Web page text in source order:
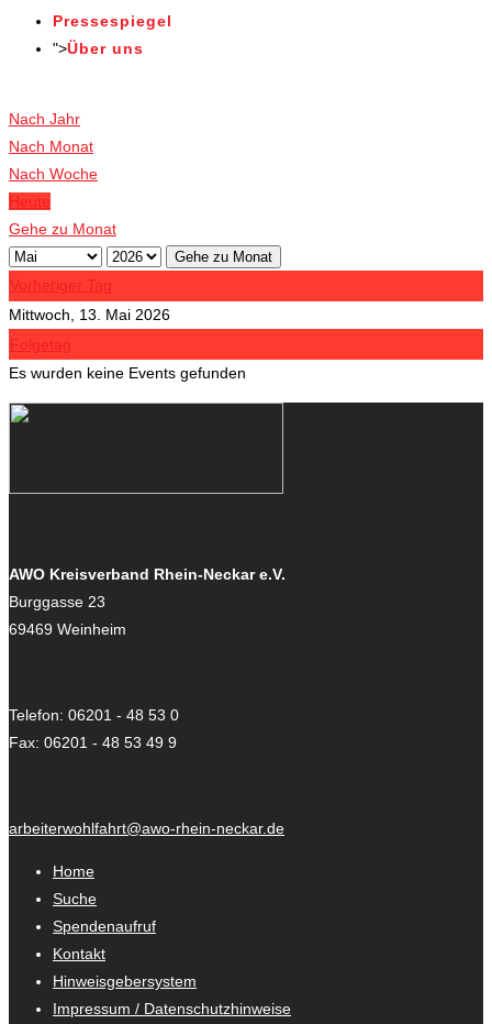
Pressespiegel
">Über uns
Nach Jahr
Nach Monat
Nach Woche
Heute
Gehe zu Monat
Gehe zu Monat
Vorheriger Tag
Mittwoch, 13. Mai 2026
Folgetag
Es wurden keine Events gefunden
AWO Kreisverband Rhein-Neckar e.V.
Burggasse 23
69469 Weinheim
Telefon: 06201 - 48 53 0
Fax: 06201 - 48 53 49 9
arbeiterwohlfahrt@awo-rhein-neckar.de
Home
Suche
Spendenaufruf
Kontakt
Hinweisgebersystem
Impressum / Datenschutzhinweise